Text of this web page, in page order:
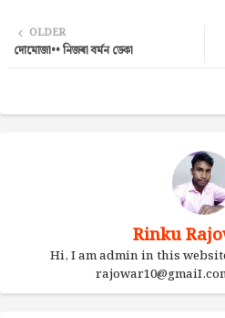
OLDER
দোমোজা•• নিজৰা বৰ্মন ডেকা
Rinku
Hi, I am admin in this